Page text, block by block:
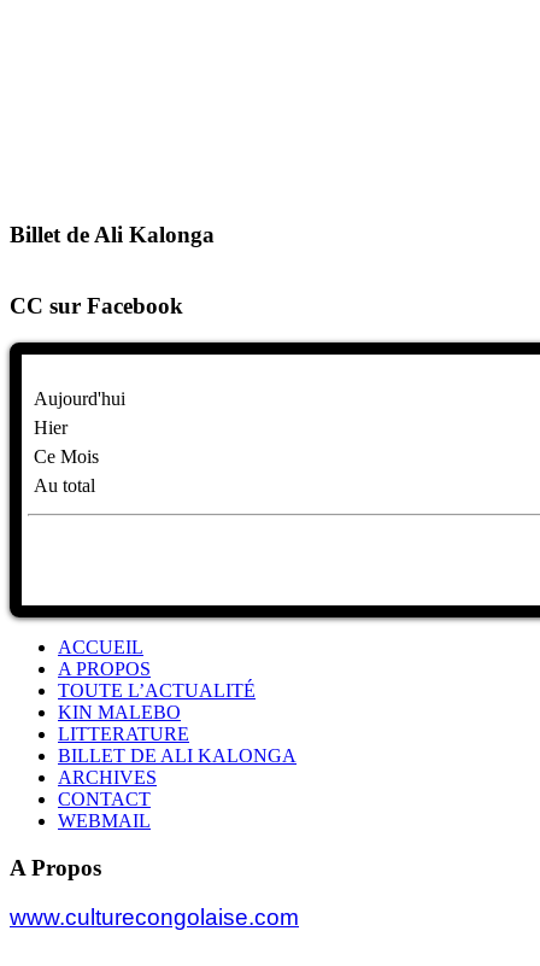
Billet de Ali Kalonga
CC sur Facebook
Aujourd'hui
Hier
Ce Mois
Au total
ACCUEIL
A PROPOS
TOUTE L’ACTUALITÉ
KIN MALEBO
LITTERATURE
BILLET DE ALI KALONGA
ARCHIVES
CONTACT
WEBMAIL
A Propos
www.culturecongolaise.com